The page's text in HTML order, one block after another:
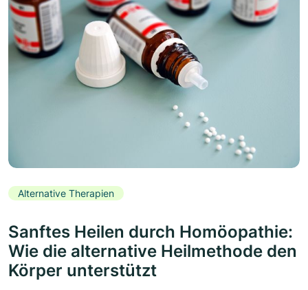
Alternative Therapien
Sanftes Heilen durch Homöopathie:
Wie die alternative Heilmethode den
Körper unterstützt